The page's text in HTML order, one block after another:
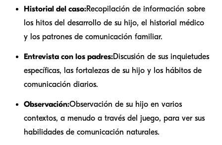
Historial del caso:Recopilación de información sobre
los hitos del desarrollo de su hijo, el historial médico
y los patrones de comunicación familiar.
Entrevista con los padres:Discusión de sus inquietudes
específicas, las fortalezas de su hijo y los hábitos de
comunicación diarios.
Observación:Observación de su hijo en varios
contextos, a menudo a través del juego, para ver sus
habilidades de comunicación naturales.